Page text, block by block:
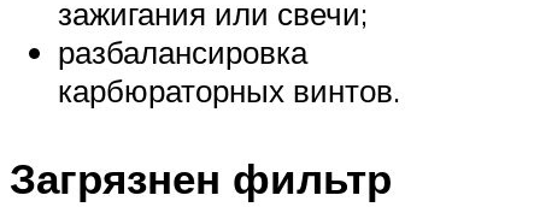
зажигания или свечи;
разбалансировка
карбюраторных винтов.
Загрязнен фильтр